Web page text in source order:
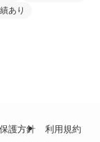
あり
護方針
利用規約